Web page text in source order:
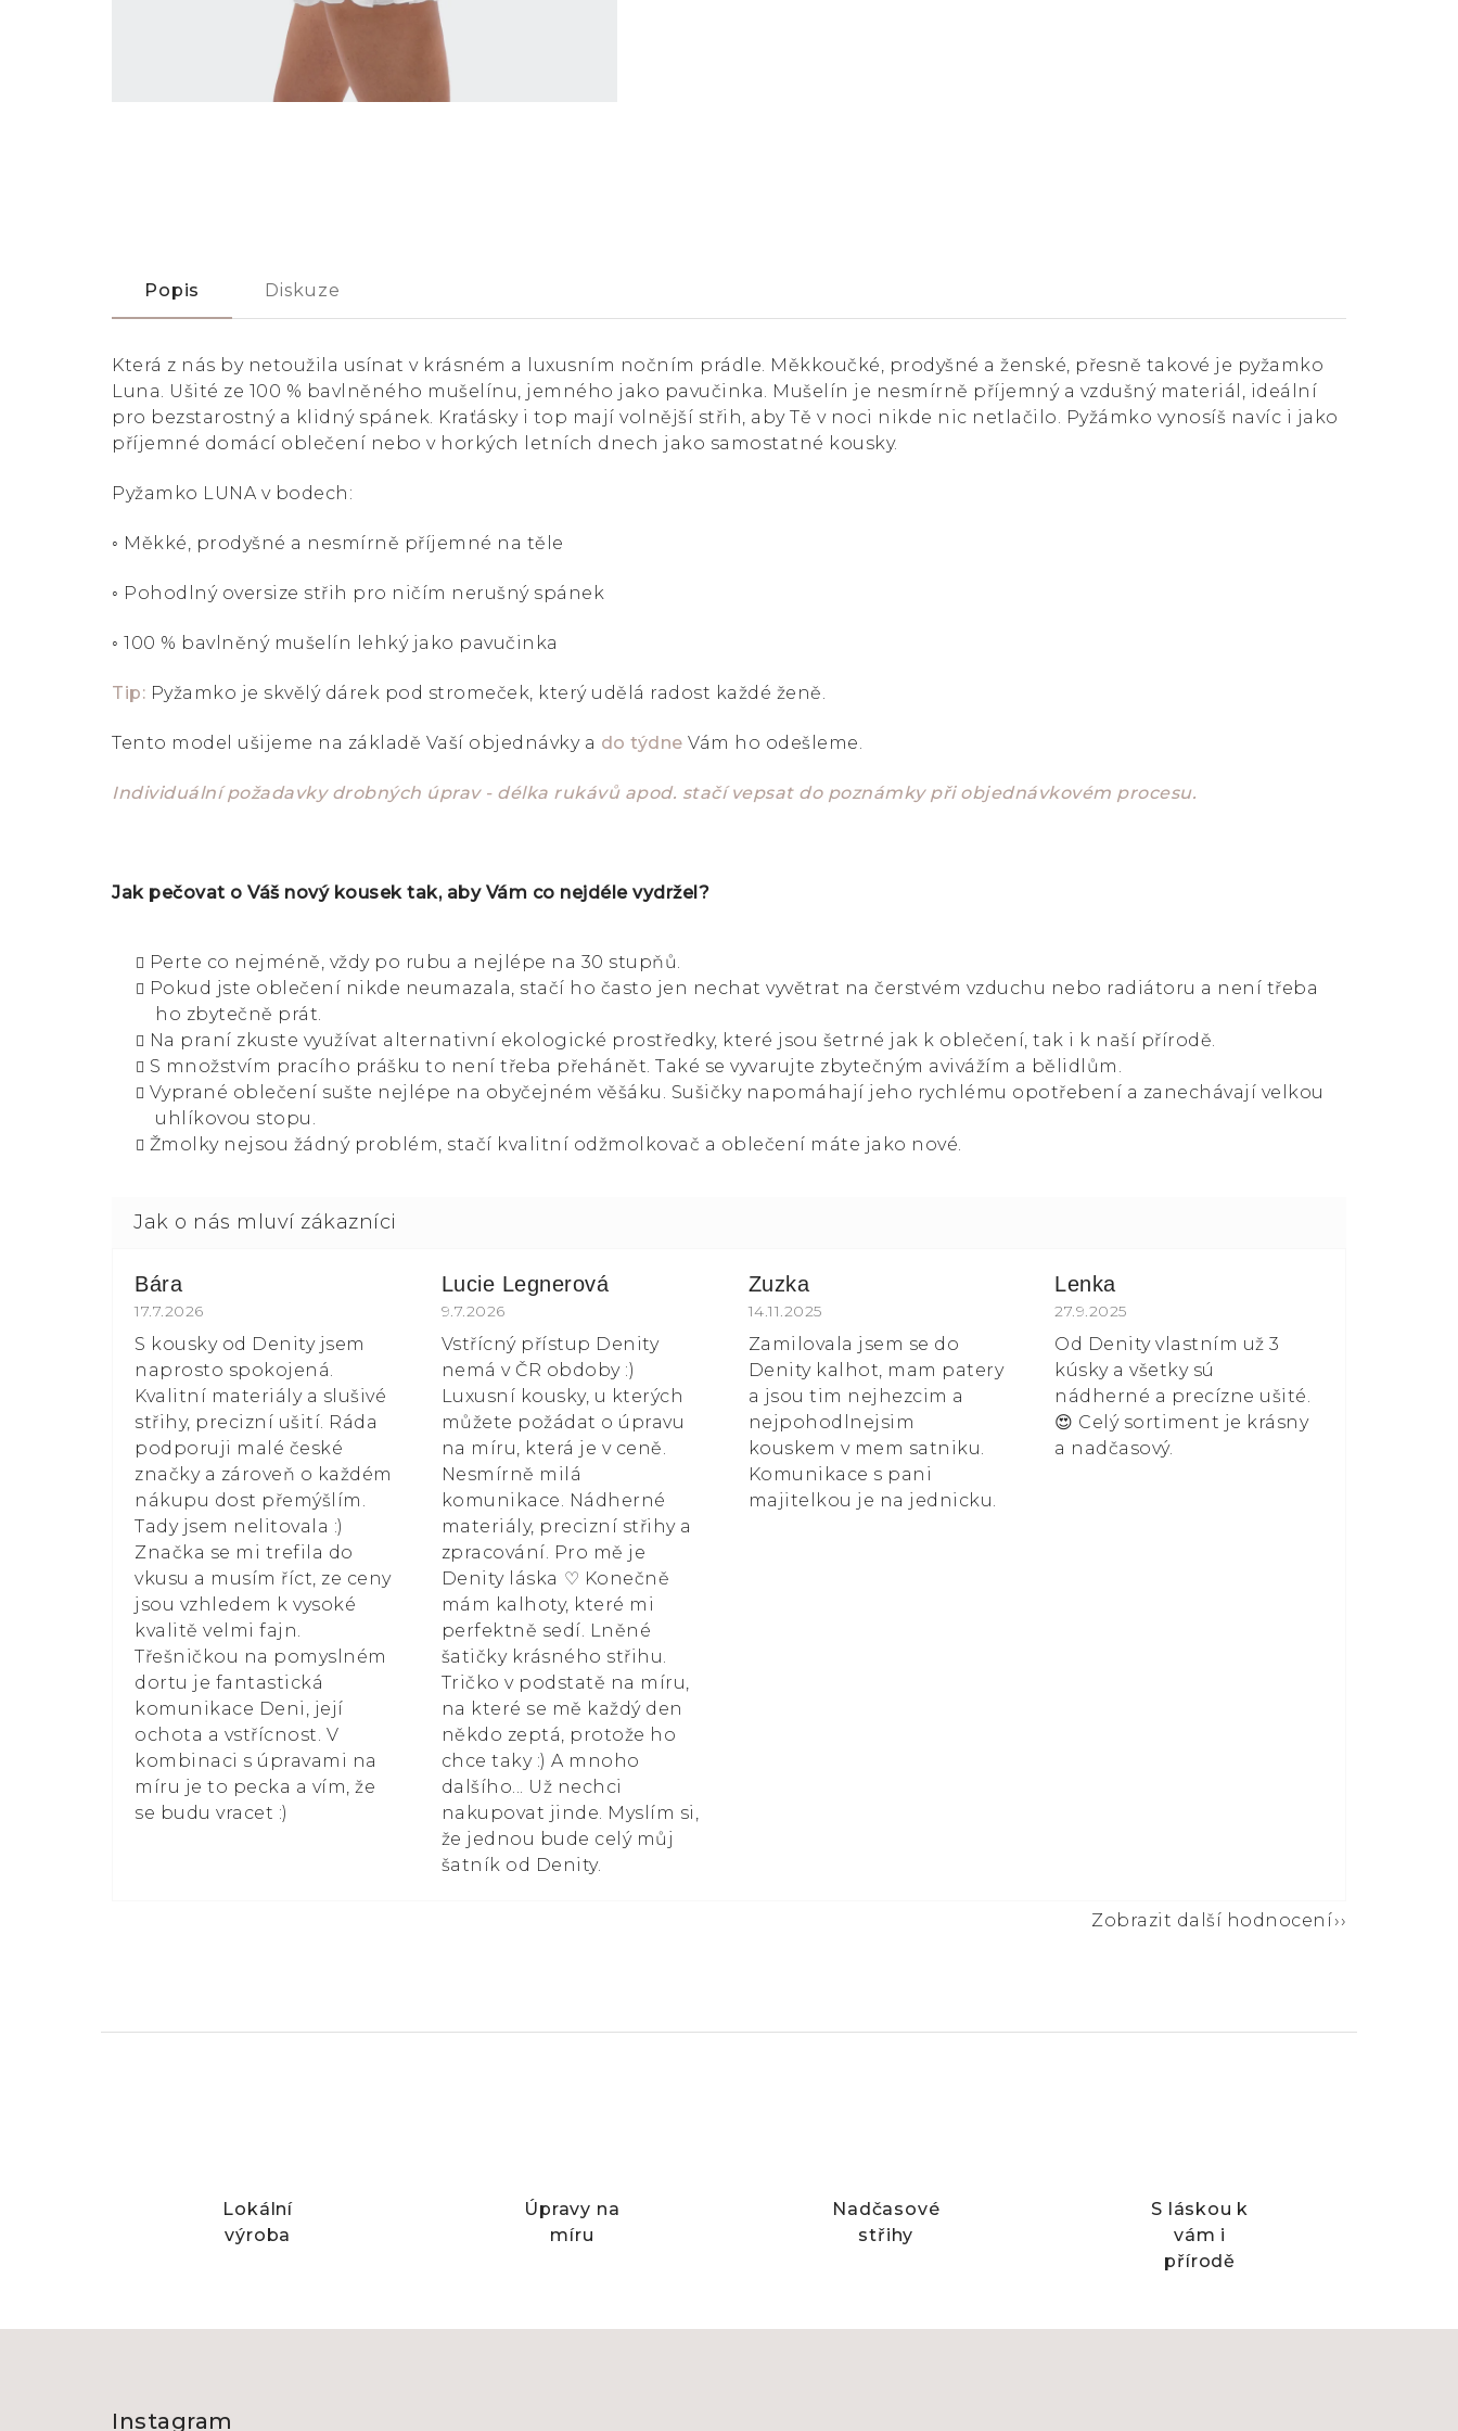
Lokální
výroba
Úpravy na
míru
Nadčasové
střihy
S láskou k
vám i
přírodě
Popis Diskuze
Která z nás by netoužila usínat v krásném a luxusním nočním prádle. Měkkoučké, prodyšné a ženské, přesně takové je pyžamko
Luna. Ušité ze 100 % bavlněného mušelínu, jemného jako pavučinka. Mušelín je nesmírně příjemný a vzdušný materiál, ideální
pro bezstarostný a klidný spánek. Kraťásky i top mají volnější střih, aby Tě v noci nikde nic netlačilo. Pyžámko vynosíš navíc i jako
příjemné domácí oblečení nebo v horkých letních dnech jako samostatné kousky.
Pyžamko LUNA v bodech:
◦ Měkké, prodyšné a nesmírně příjemné na těle
◦ Pohodlný oversize střih pro ničím nerušný spánek
◦ 100 % bavlněný mušelín lehký jako pavučinka
Tip: Pyžamko je skvělý dárek pod stromeček, který udělá radost každé ženě.
Tento model ušijeme na základě Vaší objednávky a do týdne Vám ho odešleme.
Individuální požadavky drobných úprav - délka rukávů apod. stačí vepsat do poznámky při objednávkovém procesu.
Jak pečovat o Váš nový kousek tak, aby Vám co nejdéle vydržel?
Perte co nejméně, vždy po rubu a nejlépe na 30 stupňů.
Pokud jste oblečení nikde neumazala, stačí ho často jen nechat vyvětrat na čerstvém vzduchu nebo radiátoru a není třeba
ho zbytečně prát.
Na praní zkuste využívat alternativní ekologické prostředky, které jsou šetrné jak k oblečení, tak i k naší přírodě.
S množstvím pracího prášku to není třeba přehánět. Také se vyvarujte zbytečným avivážím a bělidlům.
Vyprané oblečení sušte nejlépe na obyčejném věšáku. Sušičky napomáhají jeho rychlému opotřebení a zanechávají velkou
uhlíkovou stopu.
Žmolky nejsou žádný problém, stačí kvalitní odžmolkovač a oblečení máte jako nové.
Bára
Hodnocení obchodu je 5 z 5 hvězdiček.
17.7.2026
S kousky od Denity jsem
naprosto spokojená.
Kvalitní materiály a slušivé
střihy, precizní ušití. Ráda
podporuji malé české
značky a zároveň o každém
nákupu dost přemýšlím.
Tady jsem nelitovala :)
Značka se mi trefila do
vkusu a musím říct, ze ceny
jsou vzhledem k vysoké
kvalitě velmi fajn.
Třešničkou na pomyslném
dortu je fantastická
komunikace Deni, její
ochota a vstřícnost. V
kombinaci s úpravami na
míru je to pecka a vím, že
se budu vracet :)
Lucie Legnerová
Hodnocení obchodu je 5 z 5 hvězdiček.
9.7.2026
Vstřícný přístup Denity
nemá v ČR obdoby :)
Luxusní kousky, u kterých
můžete požádat o úpravu
na míru, která je v ceně.
Nesmírně milá
komunikace. Nádherné
materiály, precizní střihy a
zpracování. Pro mě je
Denity láska ⁠♡ Konečně
mám kalhoty, které mi
perfektně sedí. Lněné
šatičky krásného střihu.
Tričko v podstatě na míru,
na které se mě každý den
někdo zeptá, protože ho
chce taky :) A mnoho
dalšího... Už nechci
nakupovat jinde. Myslím si,
že jednou bude celý můj
šatník od Denity.
Zuzka
Hodnocení obchodu je 5 z 5 hvězdiček.
14.11.2025
Zamilovala jsem se do
Denity kalhot, mam patery
a jsou tim nejhezcim a
nejpohodlnejsim
kouskem v mem satniku.
Komunikace s pani
majitelkou je na jednicku.
Lenka
Hodnocení obchodu je 5 z 5 hvězdiček.
27.9.2025
Od Denity vlastním už 3
kúsky a všetky sú
nádherné a precízne ušité.
😍 Celý sortiment je krásny
a nadčasový.
Zobrazit další hodnocení
Instagram